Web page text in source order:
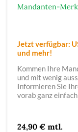
Mandanten-
Jetzt verfügbar:
und mehr!
Kommen Ihre
und mit wenig
Informieren Sie
vorab ganz
24,90 € mtl.